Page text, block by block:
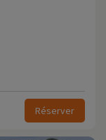
Réserver